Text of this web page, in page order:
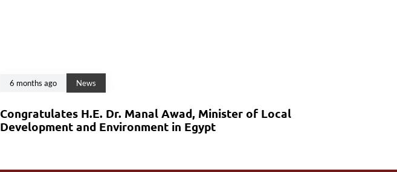
6 months ago News
Congratulates H.E. Dr. Manal Awad, Minister of Local
Development and Environment in Egypt